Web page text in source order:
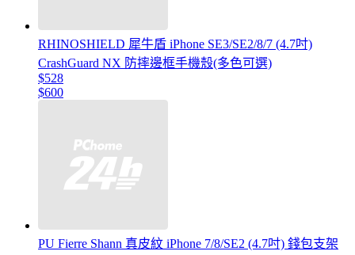
RHINOSHIELD 犀牛盾 iPhone SE3/SE2/8/7 (4.7吋)
CrashGuard NX 防摔邊框手機殼(多色可選)
$528
$600
PU Fierre Shann 真皮紋 iPhone 7/8/SE2 (4.7吋) 錢包支架